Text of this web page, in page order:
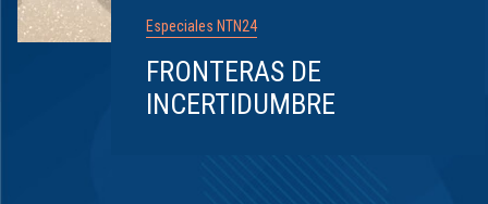
Especiales NTN24
FRONTERAS DE
INCERTIDUMBRE